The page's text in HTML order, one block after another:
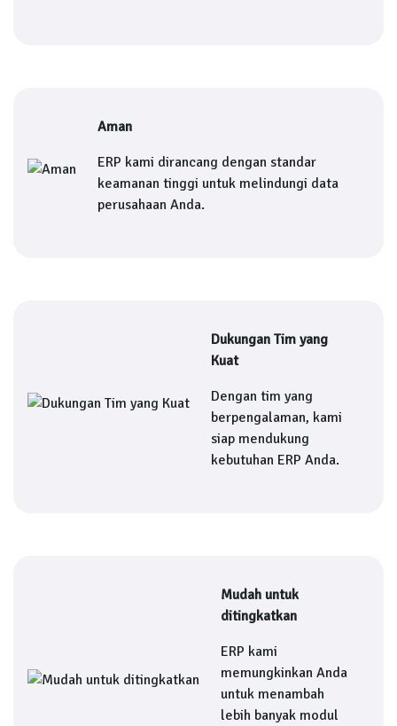
Aman
ERP kami dirancang dengan standar
keamanan tinggi untuk melindungi data
perusahaan Anda.
Dukungan Tim yang
Kuat
Dengan tim yang
berpengalaman, kami
siap mendukung
kebutuhan ERP Anda.
Mudah untuk
ditingkatkan
ERP kami
memungkinkan Anda
untuk menambah
lebih banyak modul